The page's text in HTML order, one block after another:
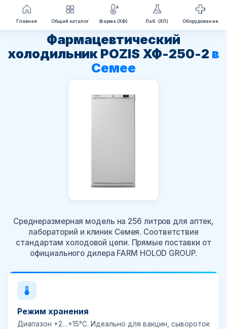
Перейти
содержимому
Фармацевтический
холодильник POZIS ХФ-250-2 в
Семее
Среднеразмерная модель на 256 литров для аптек,
лабораторий и клиник Семея. Соответствие
стандартам холодовой цепи. Прямые поставки от
официального дилера FARM HOLOD GROUP.
Режим хранения
Диапазон +2…+15°C. Идеально для вакцин, сывороток
Главная Общий каталог Фарма (ХФ) Лаб. (ХЛ) Оборудование